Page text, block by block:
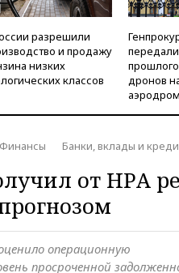
разрешили
и продажу
низких
классов
дронов
Финансы Банки, вклады и
от НРА
операционную
просроченной